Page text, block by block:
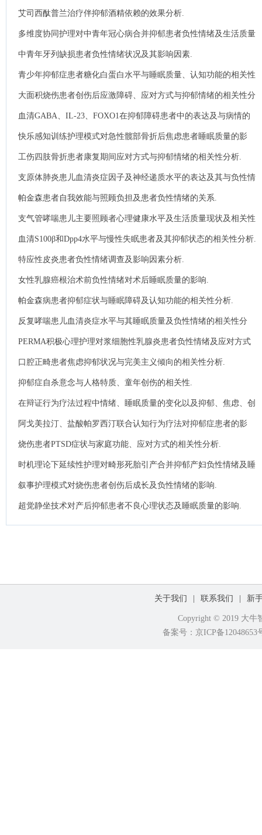
艾司西酞普兰治疗伴抑郁酒精依赖的效果分析.
多维度协同护理对中青年冠心病合并抑郁患者负性情绪及生活质量
的影响.
中青年牙列缺损患者负性情绪状况及其影响因素.
青少年抑郁症患者糖化白蛋白水平与睡眠质量、认知功能的相关性
分析.
大面积烧伤患者创伤后应激障碍、应对方式与抑郁情绪的相关性分
析.
血清GABA、IL-23、FOXO1在抑郁障碍患者中的表达及与病情的
相关性分析.
快乐感知训练护理模式对急性髋部骨折后焦虑患者睡眠质量的影
响.
工伤四肢骨折患者康复期间应对方式与抑郁情绪的相关性分析.
支原体肺炎患儿血清炎症因子及神经递质水平的表达及其与负性情
绪的关联性.
帕金森患者自我效能与照顾负担及患者负性情绪的关系.
支气管哮喘患儿主要照顾者心理健康水平及生活质量现状及相关性
分析.
血清S100β和Dpp4水平与慢性失眠患者及其抑郁状态的相关性分析.
特应性皮炎患者负性情绪调查及影响因素分析.
女性乳腺癌根治术前负性情绪对术后睡眠质量的影响.
帕金森病患者抑郁症状与睡眠障碍及认知功能的相关性分析.
反复哮喘患儿血清炎症水平与其睡眠质量及负性情绪的相关性分
PERMA积极心理护理对浆细胞性乳腺炎患者负性情绪及应对方式
的影响.
口腔正畸患者焦虑抑郁状况与完美主义倾向的相关性分析.
抑郁症自杀意念与人格特质、童年创伤的相关性.
在辩证行为疗法过程中情绪、睡眠质量的变化以及抑郁、焦虑、创
伤后应激障碍的调节作用.
阿戈美拉汀、盐酸帕罗西汀联合认知行为疗法对抑郁症患者的影
响.
烧伤患者PTSD症状与家庭功能、应对方式的相关性分析.
时机理论下延续性护理对畸形死胎引产合并抑郁产妇负性情绪及睡
眠质量的影响.
叙事护理模式对烧伤患者创伤后成长及负性情绪的影响.
超觉静坐技术对产后抑郁患者不良心理状态及睡眠质量的影响.
关于我们 联系我们 新
Copyright © 2019 大牛
备案号：京ICP备